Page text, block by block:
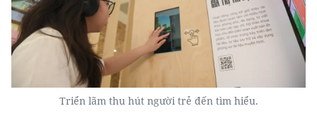
Triển lãm thu hút người trẻ đến tìm hiểu.